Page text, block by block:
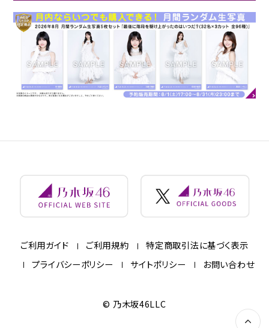
ご利用ガイド ご利用規約
特定商取引法に基づく表示
プライバシーポリシー
サイトポリシー お問い合わせ
© 乃木坂46LLC